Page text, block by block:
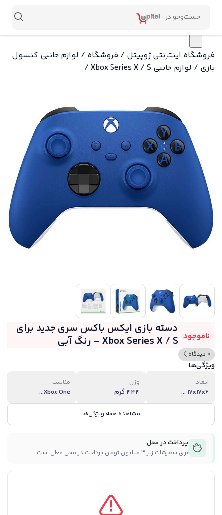
فروشگاه اینترنتی ژوپیتل / فروشگاه / لوازم جانبی کنسول
بازی / لوازم جانبی Xbox Series X / S /
ناموجود
دسته بازی ایکس باکس سری جدید برای
Xbox Series X / S – رنگ آبی
0 دیدگاه
ویژگی‌ها
ابعاد
17x17x6 ...
وزن
444 گرم
مناسب
Xbox One...
مشاهده همه ویژگی‌ها
پرداخت در محل
برای سفارشات زیر ۳ میلیون تومان پرداخت در محل فعال است.
×